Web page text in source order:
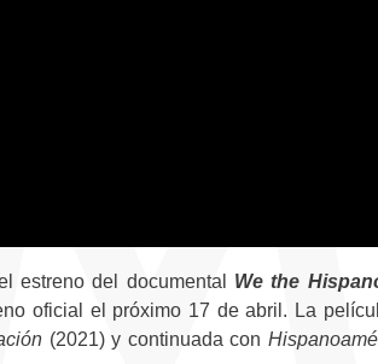
estreno del documental We the
oficial el próximo 17 de abril. La
(2021) y continuada con